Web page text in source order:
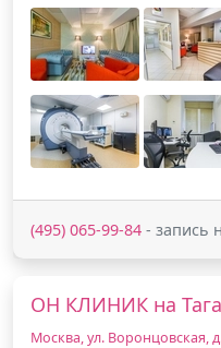
(495) 065-99-84 - запись
ОН КЛИНИК на
Москва, ул. Воронцовская,